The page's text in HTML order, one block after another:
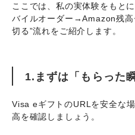
ここでは、私の実体験をもと
バイルオーダー→Amazon残高
切る”流れをご紹介します。
1.まずは「もらった
Visa eギフトのURLを安全な
高を確認しましょう。